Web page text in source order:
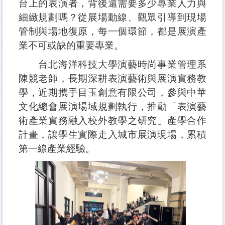
台上的表演者，背後還需要多少專業人力與
細緻規劃嗎？從展場動線、觀眾引導到現場
管制與場地復原，每一個環節，都是展演產
業不可或缺的重要專業。
台北海洋科技大學演藝時尚事業管理系
陳競老師，長期深耕表演藝術與展演實務教
學，近期攜手目玉創意有限公司，參與中華
文化總會展演場域規劃執行，推動「表演藝
術產業實務融入校外教學之研究」產學合作
計畫，讓學生實際走入城市展演現場，累積
第一線產業經驗。